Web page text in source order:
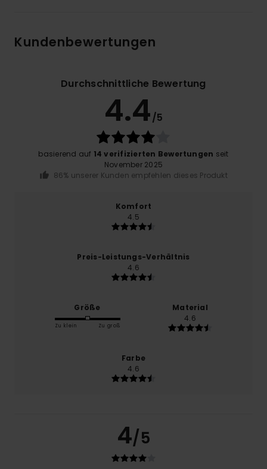
Kundenbewertungen
Durchschnittliche Bewertung
4.4/5
basierend auf 14 verifizierten Bewertungen seit
November 2025
86% unserer Kunden empfehlen dieses Produkt
Komfort
4.5
Preis-Leistungs-Verhältnis
4.6
Größe
Zu klein Zu groß
Material
4.6
Farbe
4.6
4/5